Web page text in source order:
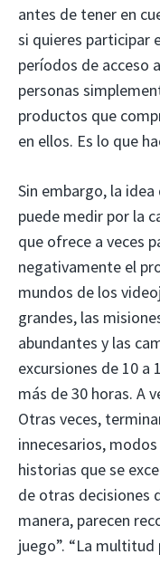
antes de tener en
si quieres participar
períodos de acceso
personas
productos que
en ellos. Es lo que
Sin embargo, la
puede medir por la
que ofrece a veces
negativamente el
mundos de los
grandes, las
abundantes y las
excursiones de 10 a
más de 30 horas. A
Otras veces,
innecesarios,
historias que se
de otras decisiones
manera, parecen
juego”. “La